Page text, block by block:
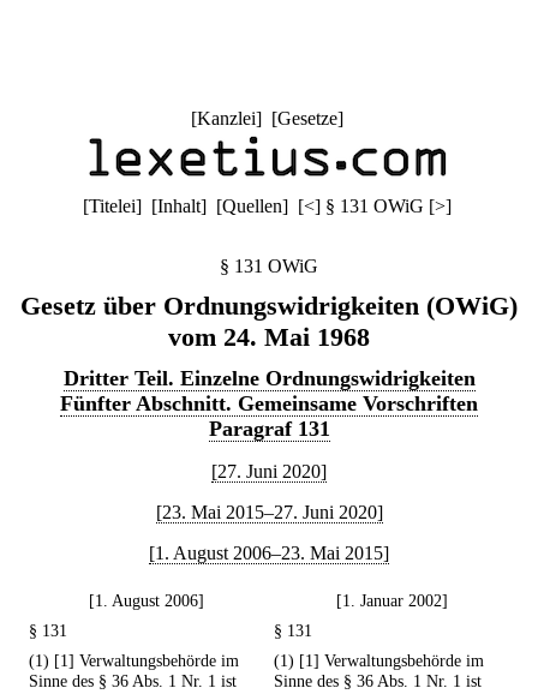
[Kanzlei] [Gesetze]
[Titelei] [Inhalt] [Quellen] [<] § 131 OWiG [>]
§ 131 OWiG
Gesetz über Ordnungswidrigkeiten (OWiG)
vom 24. Mai 1968
Dritter Teil. Einzelne Ordnungswidrigkeiten
Fünfter Abschnitt. Gemeinsame Vorschriften
Paragraf 131
[27. Juni 2020]
[23. Mai 2015–27. Juni 2020]
[1. August 2006–23. Mai 2015]
[1. August 2006]
[1. Januar 2002]
§ 131
§ 131
(1) [1] Verwaltungsbehörde im
Sinne des § 36 Abs. 1 Nr. 1 ist
(1) [1] Verwaltungsbehörde im
Sinne des § 36 Abs. 1 Nr. 1 ist